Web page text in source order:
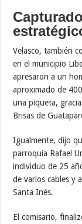
Velasco, también
en el municipio
apresaron a un
aproximado de
una piqueta,
Brisas de
Igualmente, dijo
parroquia Rafael
individuo de 25
de varios cables y
Santa Inés.
El comisario,